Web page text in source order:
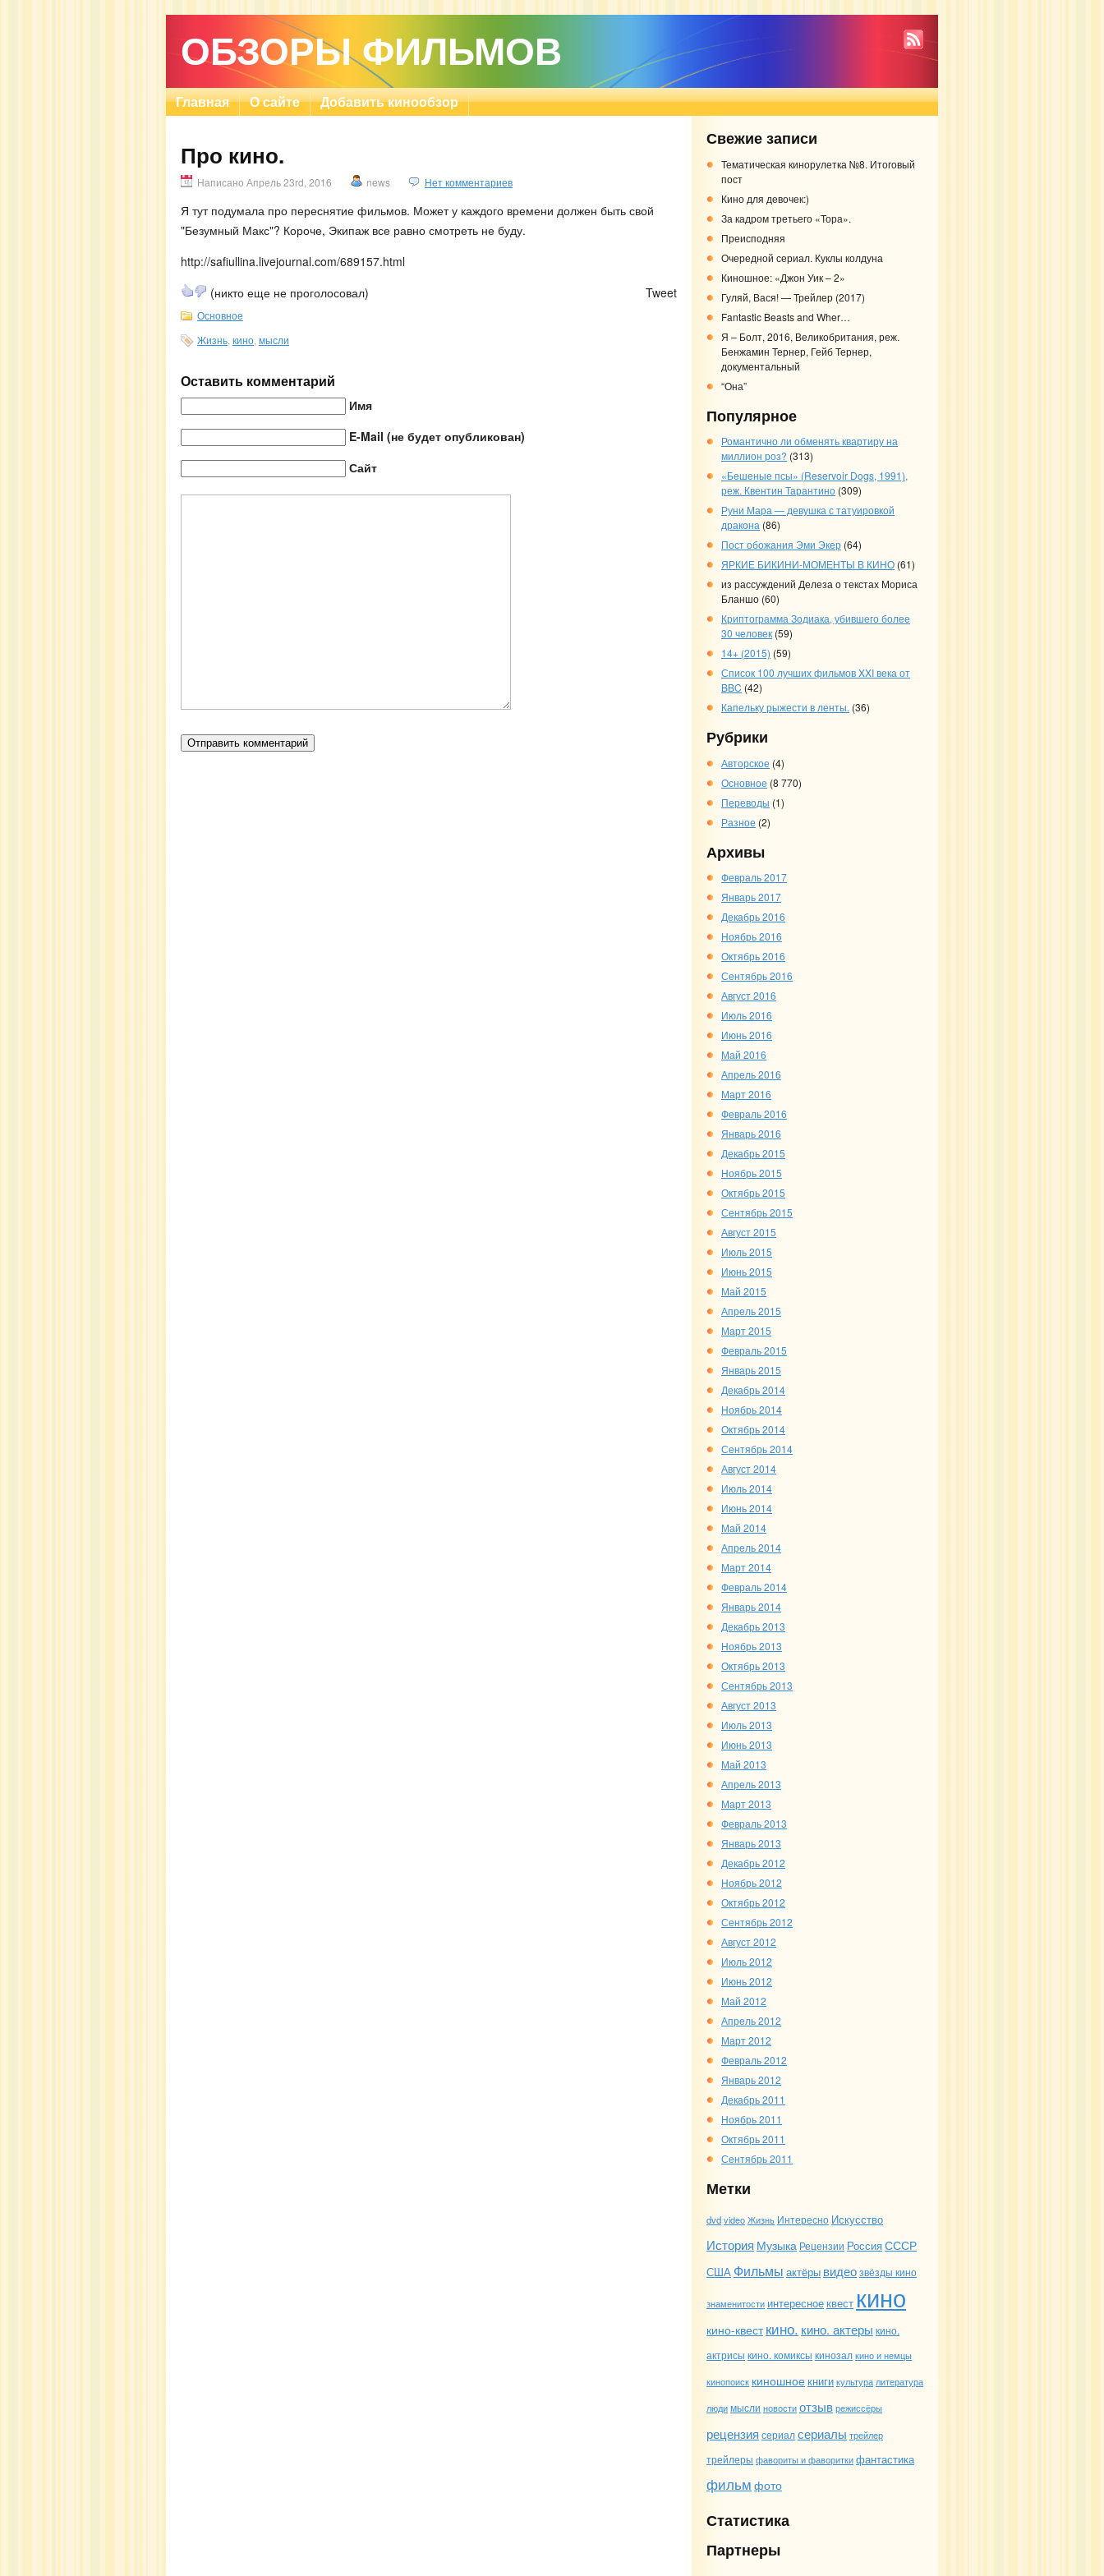
ОБЗОРЫ ФИЛЬМОВ
Главная О сайте Добавить кинообзор
Про кино.
Написано Апрель 23rd, 2016 news Нет комментариев
Я тут подумала про переснятие фильмов. Может у каждого времени должен быть свой
"Безумный Макс"? Короче, Экипаж все равно смотреть не буду.
http://safiullina.livejournal.com/689157.html
Tweet
(никто еще не проголосовал)
Основное
Жизнь кино мысли
Оставить комментарий
Имя
E-Mail (не будет опубликован)
Сайт
Свежие записи
Тематическая кинорулетка №8. Итоговый
пост
Кино для девочек:)
За кадром третьего «Тора».
Преисподняя
Очередной сериал. Куклы колдуна
Киношное: «Джон Уик – 2»
Гуляй, Вася! — Трейлер (2017)
Fantastic Beasts and Wher…
Я – Болт, 2016, Великобритания, реж.
Бенжамин Тернер, Гейб Тернер,
документальный
“Она”
Популярное
Романтично ли обменять квартиру на
миллион роз? (313)
«Бешеные псы» (Reservoir Dogs, 1991),
реж. Квентин Тарантино (309)
Руни Мара — девушка с татуировкой
дракона (86)
Пост обожания Эми Экер (64)
ЯРКИЕ БИКИНИ-МОМЕНТЫ В КИНО (61)
из рассуждений Делеза о текстах Мориса
Бланшо (60)
Криптограмма Зодиака, убившего более
30 человек (59)
14+ (2015) (59)
Список 100 лучших фильмов XXI века от
BBC (42)
Капельку рыжести в ленты. (36)
Рубрики
Авторское (4)
Основное (8 770)
Переводы (1)
Разное (2)
Архивы
Февраль 2017
Январь 2017
Декабрь 2016
Ноябрь 2016
Октябрь 2016
Сентябрь 2016
Август 2016
Июль 2016
Июнь 2016
Май 2016
Апрель 2016
Март 2016
Февраль 2016
Январь 2016
Декабрь 2015
Ноябрь 2015
Октябрь 2015
Сентябрь 2015
Август 2015
Июль 2015
Июнь 2015
Май 2015
Апрель 2015
Март 2015
Февраль 2015
Январь 2015
Декабрь 2014
Ноябрь 2014
Октябрь 2014
Сентябрь 2014
Август 2014
Июль 2014
Июнь 2014
Май 2014
Апрель 2014
Март 2014
Февраль 2014
Январь 2014
Декабрь 2013
Ноябрь 2013
Октябрь 2013
Сентябрь 2013
Август 2013
Июль 2013
Июнь 2013
Май 2013
Апрель 2013
Март 2013
Февраль 2013
Январь 2013
Декабрь 2012
Ноябрь 2012
Октябрь 2012
Сентябрь 2012
Август 2012
Июль 2012
Июнь 2012
Май 2012
Апрель 2012
Март 2012
Февраль 2012
Январь 2012
Декабрь 2011
Ноябрь 2011
Октябрь 2011
Сентябрь 2011
Метки
dvdvideoЖизнь Интересно Искусство
История Музыка Рецензии РоссияСССР
США Фильмы актёры видеозвёзды кино
знаменитости интересноеквест кино
кино-квест кино. кино. актеры кино.
актрисы кино. комиксы кинозал кино и немцы
кинопоиск киношноекнигикультура литература
люди мысли новостиотзыврежиссёры
рецензия сериалсериалы трейлер
трейлеры фавориты и фавориткифантастика
фильм фото
Статистика
Партнеры